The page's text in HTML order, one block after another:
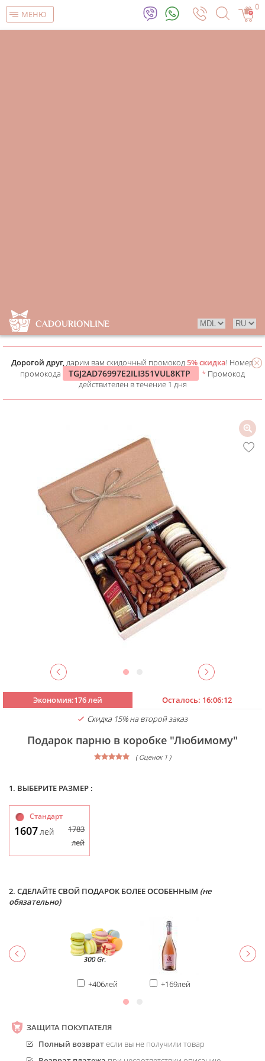
МЕНЮ
0
Дорогой друг,дарим вам скидочный промокод5% скидка! Номер
промокода
TGJ2AD76997E2ILI351VUL8KTP * Промокод
действителен в течение 1 дня
Экономия:176 лей Осталось: 16:06:12
Скидка 15% на второй заказ
Подарок парню в коробке "Любимому"
( Оценок 1 )
1. ВЫБЕРИТЕ РАЗМЕР :
Стандарт
1607 лей
1783
лей
2. СДЕЛАЙТЕ СВОЙ ПОДАРОК БОЛЕЕ ОСОБЕННЫМ (не
обязательно)
+406лей +169лей
ЗАЩИТА ПОКУПАТЕЛЯ
Полный возвратесли вы не получили товар